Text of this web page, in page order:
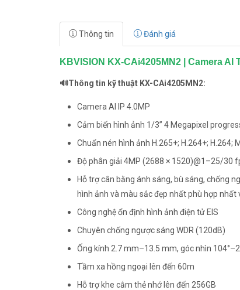
Thông tin Đánh giá
KBVISION KX-CAi4205MN2 | Camera
🔊Thông tin kỹ thuật KX-CAi4205MN2:
Camera AI IP 4.0MP
Cảm biến hình ảnh 1/3” 4 Megapixel
Chuẩn nén hình ảnh H.265+; H.264+; H.264;
Độ phân giải 4MP (2688 × 1520)@1–25/30
Hỗ trợ cân bằng ánh sáng, bù sáng, chống
hình ảnh và màu sắc đẹp nhất phù hợp nhất
Công nghệ ổn định hình ảnh điện tử EIS
Chuyên chống ngược sáng WDR (120dB)
Ống kính 2.7 mm–13.5 mm, góc nhìn
Tầm xa hồng ngoại lên đến 60m
Hỗ trợ khe cắm thẻ nhớ lên đến 256GB